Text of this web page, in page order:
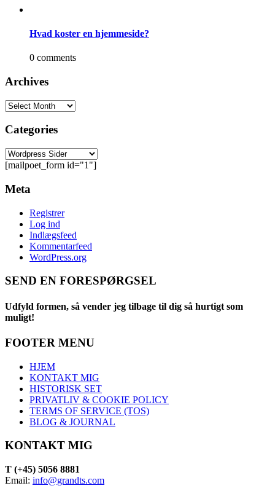
Hvad koster en hjemmeside?
0 comments
Archives
Categories
[mailpoet_form id="1"]
Meta
Registrer
Log ind
Indlægsfeed
Kommentarfeed
WordPress.org
SEND EN FORESPØRGSEL
Udfyld formen, så vender jeg tilbage til dig så hurtigt som
muligt!
FOOTER MENU
HJEM
KONTAKT MIG
HISTORISK SET
PRIVATLIV & COOKIE POLICY
TERMS OF SERVICE (TOS)
BLOG & JOURNAL
KONTAKT MIG
T (+45) 5056 8881
Email: info@grandts.com